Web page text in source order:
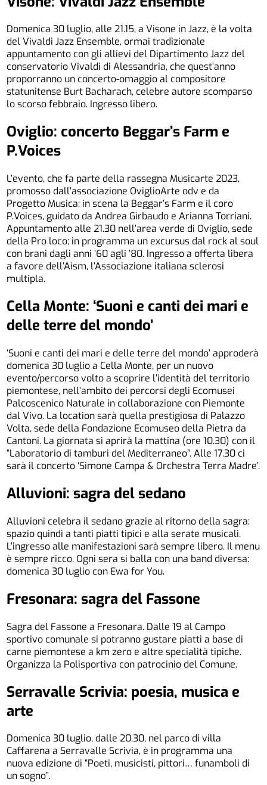
Domenica 30 luglio, alle 21.15, a Visone in Jazz, è la volta
del Vivaldi Jazz Ensemble, ormai tradizionale
appuntamento con gli allievi del Dipartimento Jazz del
conservatorio Vivaldi di Alessandria, che quest’anno
proporranno un concerto-omaggio al compositore
statunitense Burt Bacharach, celebre autore scomparso
lo scorso febbraio. Ingresso libero.
Oviglio: concerto Beggar’s Farm e
P.Voices
L’evento, che fa parte della rassegna Musicarte 2023,
promosso dall’associazione OviglioArte odv e da
Progetto Musica: in scena la Beggar’s Farm e il coro
P.Voices, guidato da Andrea Girbaudo e Arianna Torriani.
Appuntamento alle 21.30 nell’area verde di Oviglio, sede
della Pro loco; in programma un excursus dal rock al soul
con brani dagli anni ’60 agli ’80. Ingresso a offerta libera
a favore dell’Aism, l’Associazione italiana sclerosi
multipla.
Cella Monte: ‘Suoni e canti dei mari e
delle terre del mondo’
‘Suoni e canti dei mari e delle terre del mondo’ approderà
domenica 30 luglio a Cella Monte, per un nuovo
evento/percorso volto a scoprire l’identità del territorio
piemontese, nell’ambito dei percorsi degli Ecomusei
Palcoscenico Naturale in collaborazione con Piemonte
dal Vivo. La location sarà quella prestigiosa di Palazzo
Volta, sede della Fondazione Ecomuseo della Pietra da
Cantoni. La giornata si aprirà la mattina (ore 10.30) con il
“Laboratorio di tamburi del Mediterraneo”. Alle 17.30 ci
sarà il concerto ‘Simone Campa & Orchestra Terra Madre’.
Alluvioni: sagra del sedano
Alluvioni celebra il sedano grazie al ritorno della sagra:
spazio quindi a tanti piatti tipici e alla serate musicali.
L’ingresso alle manifestazioni sarà sempre libero. Il menu
è sempre ricco. Ogni sera si balla con una band diversa:
domenica 30 luglio con Ewa for You.
Fresonara: sagra del Fassone
Sagra del Fassone a Fresonara. Dalle 19 al Campo
sportivo comunale si potranno gustare piatti a base di
carne piemontese a km zero e altre specialità tipiche.
Organizza la Polisportiva con patrocinio del Comune.
Serravalle Scrivia: poesia, musica e
arte
Domenica 30 luglio, dalle 20.30, nel parco di villa
Caffarena a Serravalle Scrivia, è in programma una
nuova edizione di “Poeti, musicisti, pittori… funamboli di
un sogno”.